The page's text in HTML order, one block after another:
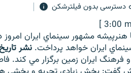
دسترسی بدون فیلترشکن
[ 3:00
هنرپيشه مشهور سينماي ايران امروز
ايران خواهد پرداخت.نشر
و فرهنگ ايران زمين برگزار مي کند.